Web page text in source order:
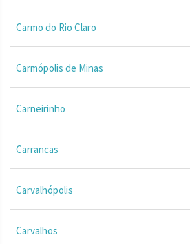
Carmo do Rio Claro
Carmópolis de Minas
Carneirinho
Carrancas
Carvalhópolis
Carvalhos